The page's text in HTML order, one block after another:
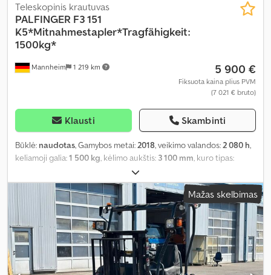
Mannheim 1 219 km
Teleskopinis krautuvas
PALFINGER F3 151
K5*Mitnahmestapler*Tragfähigkeit:
1500kg*
5 900 €
Fiksuota kaina plius PVM
(7 021 € bruto)
Klausti Skambinti
Būklė: naudotas, Gamybos metai:2018, veikimo valandos:2 080 h,
keliamoji galia:1 500 kg, kėlimo aukštis: 3 100 mm, kuro tipas:
automatinis
Mažas skelbimas